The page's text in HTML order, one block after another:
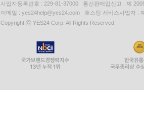
사업자등록번호 : 229-81-37000 통신판매업신고 : 제
이메일 : yes24help@yes24.com 호스팅 서비스사업자 :
Copyright ⓒ YES24 Corp. All Rights Reserved.